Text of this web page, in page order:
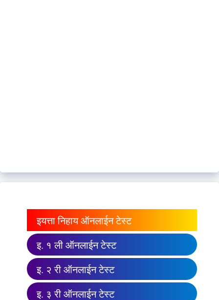
इयत्ता निहाय ऑनलाईन टेस्ट
इ. १ ली ऑनलाईन टेस्ट
इ. २ री ऑनलाईन टेस्ट
इ. ३ री ऑनलाईन टेस्ट